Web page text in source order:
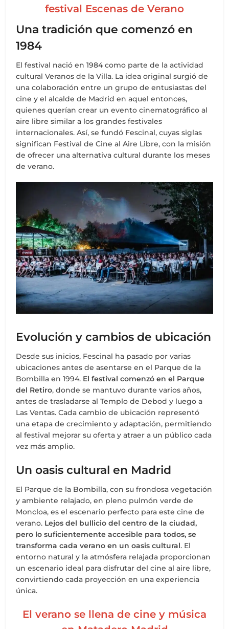
festival Escenas de Verano
Una tradición que comenzó en
1984
El festival nació en 1984 como parte de la actividad
cultural Veranos de la Villa. La idea original surgió de
una colaboración entre un grupo de entusiastas del
cine y el alcalde de Madrid en aquel entonces,
quienes querían crear un evento cinematográfico al
aire libre similar a los grandes festivales
internacionales. Así, se fundó Fescinal, cuyas siglas
significan Festival de Cine al Aire Libre, con la misión
de ofrecer una alternativa cultural durante los meses
de verano.
Evolución y cambios de ubicación
Desde sus inicios, Fescinal ha pasado por varias
ubicaciones antes de asentarse en el Parque de la
Bombilla en 1994. El festival comenzó en el Parque
del Retiro, donde se mantuvo durante varios años,
antes de trasladarse al Templo de Debod y luego a
Las Ventas. Cada cambio de ubicación representó
una etapa de crecimiento y adaptación, permitiendo
al festival mejorar su oferta y atraer a un público cada
vez más amplio.
Un oasis cultural en Madrid
El Parque de la Bombilla, con su frondosa vegetación
y ambiente relajado, en pleno pulmón verde de
Moncloa, es el escenario perfecto para este cine de
verano. Lejos del bullicio del centro de la ciudad,
pero lo suficientemente accesible para todos, se
transforma cada verano en un oasis cultural. El
entorno natural y la atmósfera relajada proporcionan
un escenario ideal para disfrutar del cine al aire libre,
convirtiendo cada proyección en una experiencia
única.
El verano se llena de cine y música